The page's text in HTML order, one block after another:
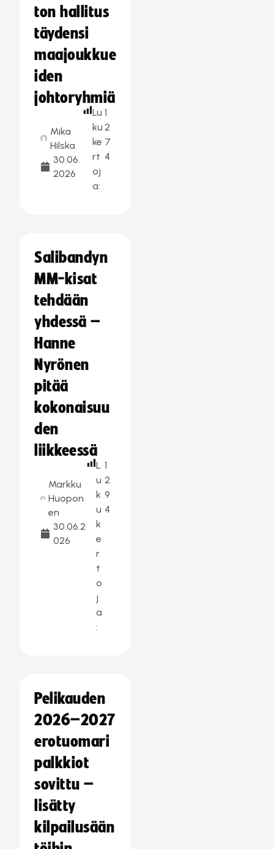
ton hallitus
täydensi
maajoukkue
iden
johtoryhmiä
Mika
Hilska
30.06.
2026
Lu
ku
ke
rt
oj
a:
1
2
7
4
Salibandyn
MM-kisat
tehdään
yhdessä –
Hanne
Nyrönen
pitää
kokonaisuu
den
liikkeessä
Markku
Huopon
en
30.06.2
026
L
u
k
u
k
e
r
t
o
j
a
:
1
2
9
4
Pelikauden
2026–2027
erotuomari
palkkiot
sovittu –
lisätty
kilpailusään